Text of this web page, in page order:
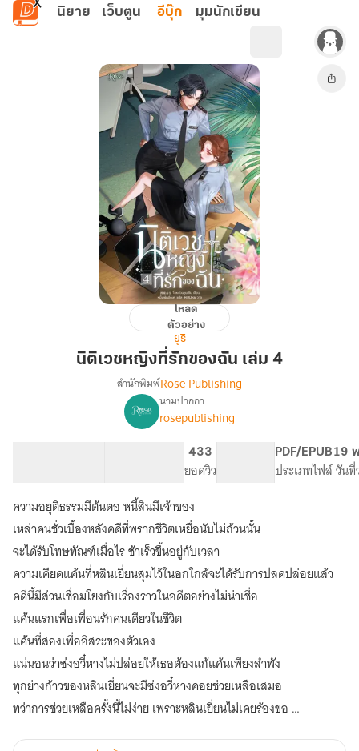
ข้ามไปยังเนื้อหาหลัก
นิยาย เว็บตูน อีบุ๊ก มุมนักเขียน
หญิง
ของ
โหลด
ตัวอย่าง
ยูริ
นิติเวชหญิงที่รักของฉัน เล่ม 4
เรื่อง
นิติ
เวช
หญิง
ที่รัก
ของ
ฉัน
[นิยาย
แปล]
สำนักพิมพ์Rose Publishing
นามปากกา
rosepublishing
433
ยอดวิว
PDF/EPUB
ประเภทไฟล์
19
วันที่
ความอยุติธรรมมีต้นตอ หนี้สินมีเจ้าของ
เหล่าคนชั่วเบื้องหลังคดีที่พรากชีวิตเหยื่อนับไม่ถ้วนนั้น
จะได้รับโทษทัณฑ์เมื่อไร ช้าเร็วขึ้นอยู่กับเวลา
ความเคียดแค้นที่หลินเยี่ยนสุมไว้ในอกใกล้จะได้รับการปลดปล่อยแล้ว
คดีนี้มีส่วนเชื่อมโยงกับเรื่องราวในอดีตอย่างไม่น่าเชื่อ
แค้นแรกเพื่อเพื่อนรักคนเดียวในชีวิต
แค้นที่สองเพื่ออิสระของตัวเอง
แน่นอนว่าซ่งอวี๋หางไม่ปล่อยให้เธอต้องแก้แค้นเพียงลำพัง
ทุกย่างก้าวของหลินเยี่ยนจะมีซ่งอวี๋หางคอยช่วยเหลือเสมอ
ทว่าการช่วยเหลือครั้งนี้ไม่ง่าย เพราะหลินเยี่ยนไม่เคยร้องขอ